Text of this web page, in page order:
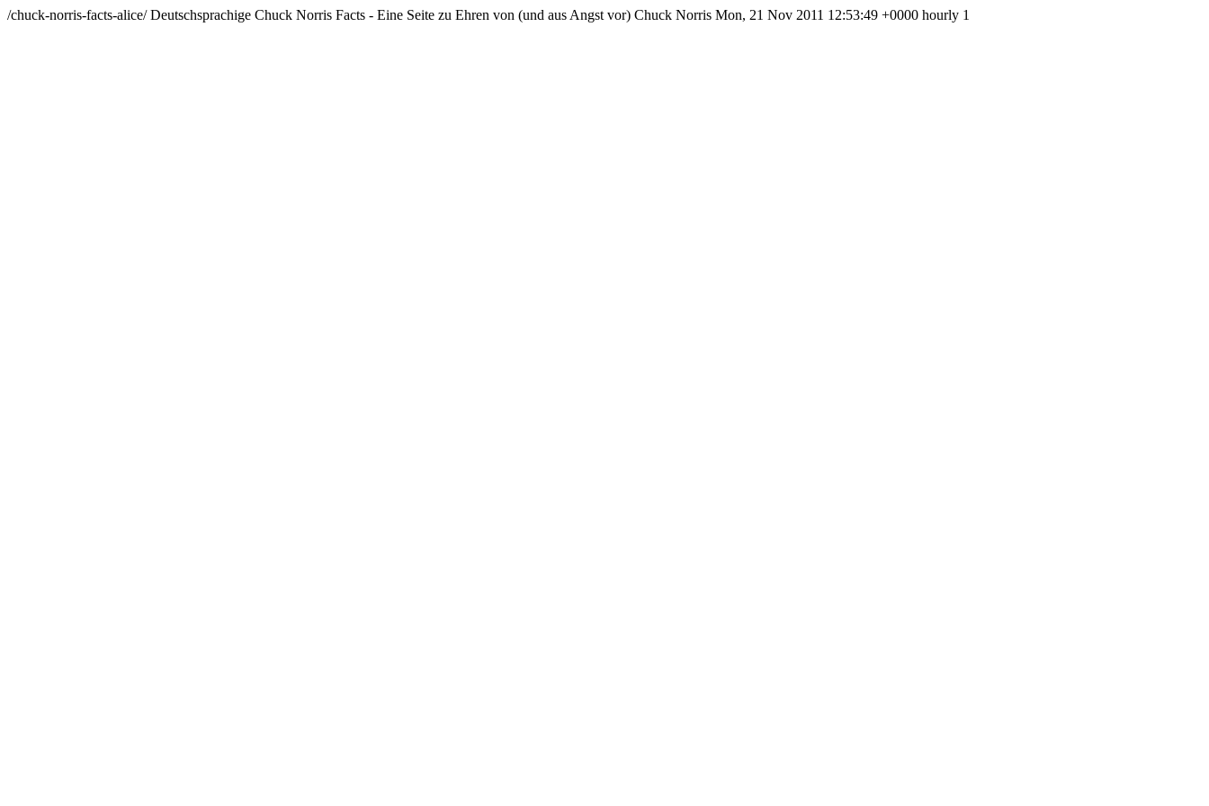
/chuck-norris-facts-alice/Deutschsprachige Chuck Norris Facts - Eine Seite zu Ehren von (und aus Angst vor) Chuck Norris Mon, 21 Nov 2011 12:53:49 +0000 hourly 1